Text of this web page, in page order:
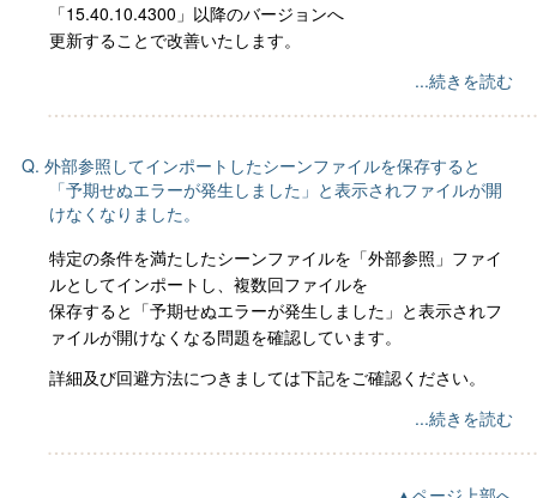
「15.40.10.4300」以降のバージョンへ
更新することで改善いたします。
...続きを読む
Q. 外部参照してインポートしたシーンファイルを保存すると
「予期せぬエラーが発生しました」と表示されファイルが開
けなくなりました。
特定の条件を満たしたシーンファイルを「外部参照」ファイ
ルとしてインポートし、複数回ファイルを
保存すると「予期せぬエラーが発生しました」と表示されフ
ァイルが開けなくなる問題を確認しています。
詳細及び回避方法につきましては下記をご確認ください。
...続きを読む